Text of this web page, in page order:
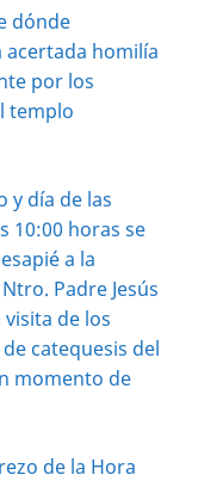
dónde
acertada homilía
por los
templo
y día de las
10:00 horas se
a la
Padre Jesús
de los
catequesis del
momento de
de la Hora